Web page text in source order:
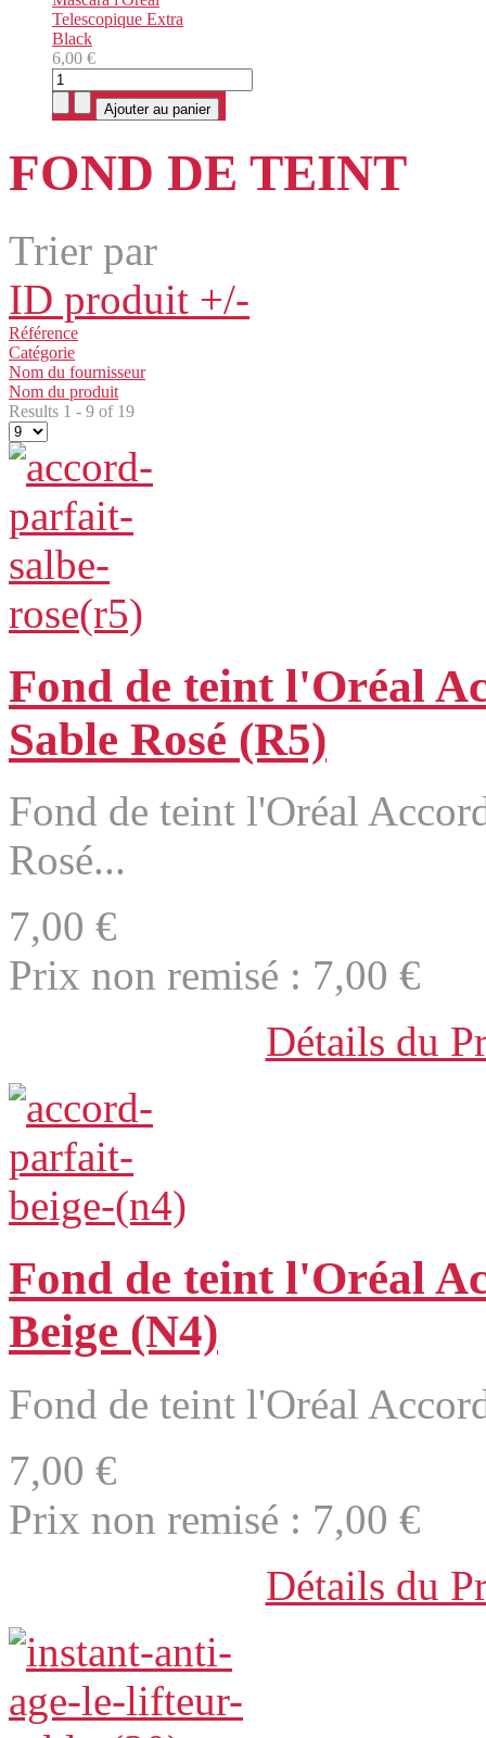
Telescopique Extra
Black
6,00 €
FOND DE TEINT
Trier par
ID produit +/-
Référence
Catégorie
Nom du fournisseur
Nom du produit
Results 1 - 9 of 19
Fond de teint l'Oréal
Sable Rosé (R5)
Fond de teint l'Oréal
Rosé...
7,00 €
Prix non remisé : 7,00 €
Détails du
Fond de teint l'Oréal
Beige (N4)
Fond de teint l'Oréal
7,00 €
Prix non remisé : 7,00 €
Détails du